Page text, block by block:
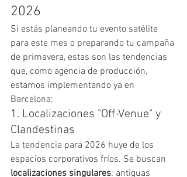
2026
Si estás planeando tu evento satélite
para este mes o preparando tu campaña
de primavera, estas son las tendencias
que, como agencia de producción,
estamos implementando ya en
Barcelona:
1. Localizaciones "Off-Venue" y
Clandestinas
La tendencia para 2026 huye de los
espacios corporativos fríos. Se buscan
localizaciones singulares: antiguas